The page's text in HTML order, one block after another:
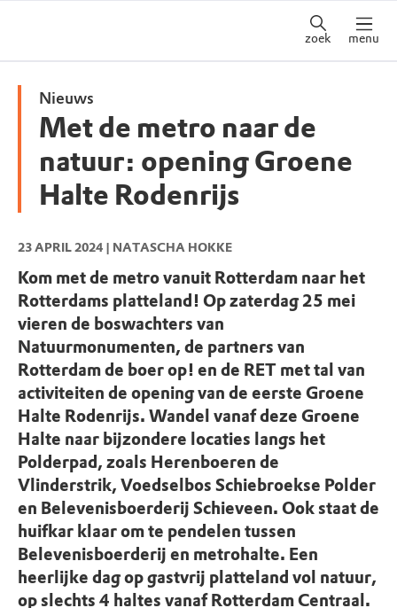
zoek menu
Nieuws
Met de metro naar de
natuur: opening Groene
Halte Rodenrijs
23 APRIL 2024 | NATASCHA HOKKE
Kom met de metro vanuit Rotterdam naar het
Rotterdams platteland! Op zaterdag 25 mei
vieren de boswachters van
Natuurmonumenten, de partners van
Rotterdam de boer op! en de RET met tal van
activiteiten de opening van de eerste Groene
Halte Rodenrijs. Wandel vanaf deze Groene
Halte naar bijzondere locaties langs het
Polderpad, zoals Herenboeren de
Vlinderstrik, Voedselbos Schiebroekse Polder
en Belevenisboerderij Schieveen. Ook staat de
huifkar klaar om te pendelen tussen
Belevenisboerderij en metrohalte. Een
heerlijke dag op gastvrij platteland vol natuur,
op slechts 4 haltes vanaf Rotterdam Centraal.